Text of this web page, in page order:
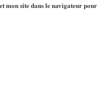
mon site dans le navigateur pour